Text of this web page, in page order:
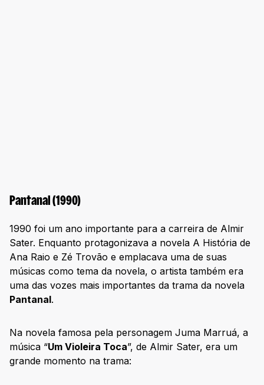
Pantanal (1990)
1990 foi um ano importante para a carreira de Almir
Sater. Enquanto protagonizava a novela A História de
Ana Raio e Zé Trovão e emplacava uma de suas
músicas como tema da novela, o artista também era
uma das vozes mais importantes da trama da novela
Pantanal.
Na novela famosa pela personagem Juma Marruá, a
música “Um Violeira Toca”, de Almir Sater, era um
grande momento na trama: